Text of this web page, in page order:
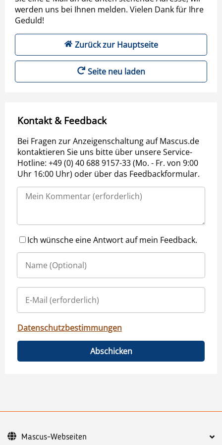
werden uns bei Ihnen melden. Vielen Dank für Ihre
Geduld!
Zurück zur Hauptseite
Seite neu laden
Kontakt & Feedback
Bei Fragen zur Anzeigenschaltung auf Mascus.de
kontaktieren Sie uns bitte über unsere Service-
Hotline: +49 (0) 40 688 9157-33 (Mo. - Fr. von 9:00
Uhr 16:00 Uhr) oder über das Feedbackformular.
Ich wünsche eine Antwort auf mein Feedback.
Datenschutzbestimmungen
Abschicken
Mascus-Webseiten